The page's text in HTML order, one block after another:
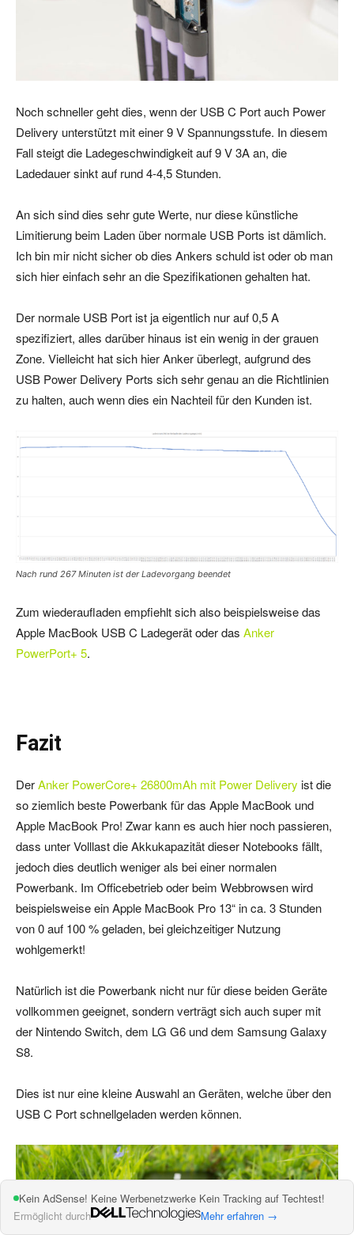
Noch schneller geht dies, wenn der USB C Port auch Power
Delivery unterstützt mit einer 9 V Spannungsstufe. In diesem
Fall steigt die Ladegeschwindigkeit auf 9 V 3A an, die
Ladedauer sinkt auf rund 4-4,5 Stunden.
An sich sind dies sehr gute Werte, nur diese künstliche
Limitierung beim Laden über normale USB Ports ist dämlich.
Ich bin mir nicht sicher ob dies Ankers schuld ist oder ob man
sich hier einfach sehr an die Spezifikationen gehalten hat.
Der normale USB Port ist ja eigentlich nur auf 0,5 A
spezifiziert, alles darüber hinaus ist ein wenig in der grauen
Zone. Vielleicht hat sich hier Anker überlegt, aufgrund des
USB Power Delivery Ports sich sehr genau an die Richtlinien
zu halten, auch wenn dies ein Nachteil für den Kunden ist.
Nach rund 267 Minuten ist der Ladevorgang beendet
Zum wiederaufladen empfiehlt sich also beispielsweise das
Apple MacBook USB C Ladegerät oder das Anker
PowerPort+ 5.
Fazit
DerAnker PowerCore+ 26800mAh mit Power Delivery ist die
so ziemlich beste Powerbank für das Apple MacBook und
Apple MacBook Pro! Zwar kann es auch hier noch passieren,
dass unter Volllast die Akkukapazität dieser Notebooks fällt,
jedoch dies deutlich weniger als bei einer normalen
Powerbank. Im Officebetrieb oder beim Webbrowsen wird
beispielsweise ein Apple MacBook Pro 13“ in ca. 3 Stunden
von 0 auf 100 % geladen, bei gleichzeitiger Nutzung
wohlgemerkt!
Natürlich ist die Powerbank nicht nur für diese beiden Geräte
vollkommen geeignet, sondern verträgt sich auch super mit
der Nintendo Switch, dem LG G6 und dem Samsung Galaxy
S8.
Dies ist nur eine kleine Auswahl an Geräten, welche über den
USB C Port schnellgeladen werden können.
Kein AdSense! Keine Werbenetzwerke Kein Tracking auf Techtest!
Ermöglicht durch
Mehr erfahren →